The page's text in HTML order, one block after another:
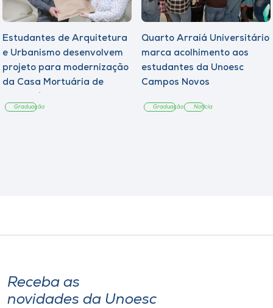
Estudantes de Arquitetura
e Urbanismo desenvolvem
projeto para modernização
da Casa Mortuária de
Graduação
Quarto Arraiá Universitário
marca acolhimento aos
estudantes da Unoesc
Campos Novos
Graduação Notícia
Receba as
novidades da Unoesc